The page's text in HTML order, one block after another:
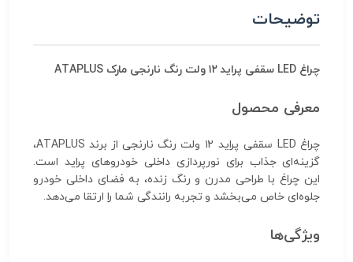
توضیحات
چراغ LED سقفی پراید ۱۲ ولت رنگ نارنجی مارک ATAPLUS
معرفی محصول
چراغ LED سقفی پراید ۱۲ ولت رنگ نارنجی از برند ATAPLUS،
گزینه‌ای جذاب برای نورپردازی داخلی خودروهای پراید است.
این چراغ با طراحی مدرن و رنگ زنده، به فضای داخلی خودرو
جلوه‌ای خاص می‌بخشد و تجربه رانندگی شما را ارتقا می‌دهد.
ویژگی‌ها